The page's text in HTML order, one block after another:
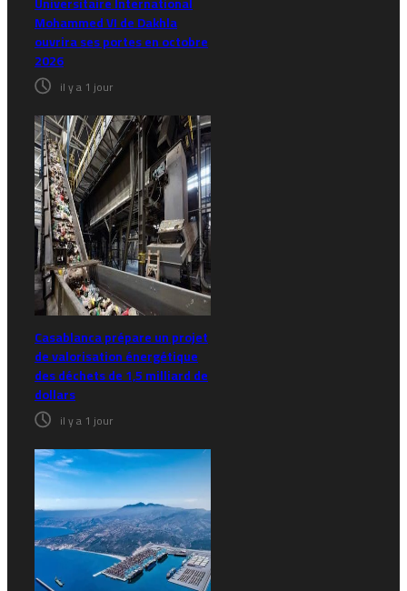
Mohammed VI de Dakhla
ouvrira ses portes en octobre
2026
il y a 1 jour
Casablanca prépare un projet
de valorisation énergétique
des déchets de 1,5 milliard de
dollars
il y a 1 jour